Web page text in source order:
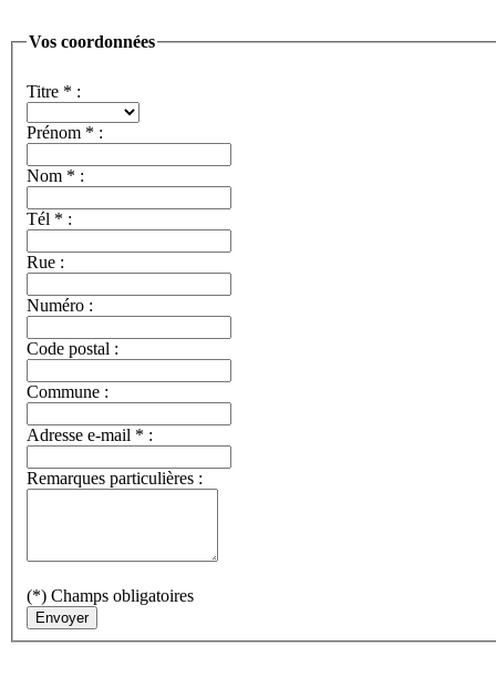
Vos coordonnées
Titre * :
Prénom * :
Nom * :
Tél * :
Rue :
Numéro :
Code postal :
Commune :
Adresse e-mail * :
Remarques particulières :
(*) Champs obligatoires
Envoyer